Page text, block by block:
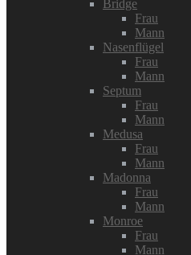
Bridge
Frau
Mann
Nasenflügel
Frau
Mann
Septum
Frau
Mann
Medusa
Frau
Mann
Madonna
Frau
Mann
Monroe
Frau
Mann